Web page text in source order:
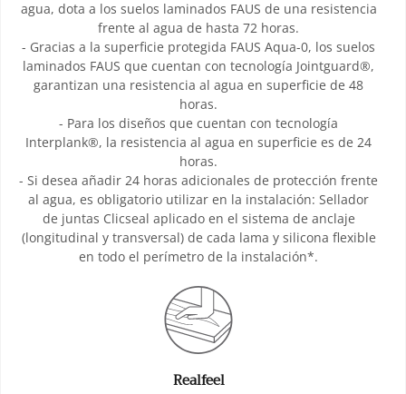
agua, dota a los suelos laminados FAUS de una resistencia
frente al agua de hasta 72 horas.
- Gracias a la superficie protegida FAUS Aqua-0, los suelos
laminados FAUS que cuentan con tecnología Jointguard®,
garantizan una resistencia al agua en superficie de 48
horas.
- Para los diseños que cuentan con tecnología
Interplank®, la resistencia al agua en superficie es de 24
horas.
- Si desea añadir 24 horas adicionales de protección frente
al agua, es obligatorio utilizar en la instalación: Sellador
de juntas Clicseal aplicado en el sistema de anclaje
(longitudinal y transversal) de cada lama y silicona flexible
en todo el perímetro de la instalación*.
Realfeel